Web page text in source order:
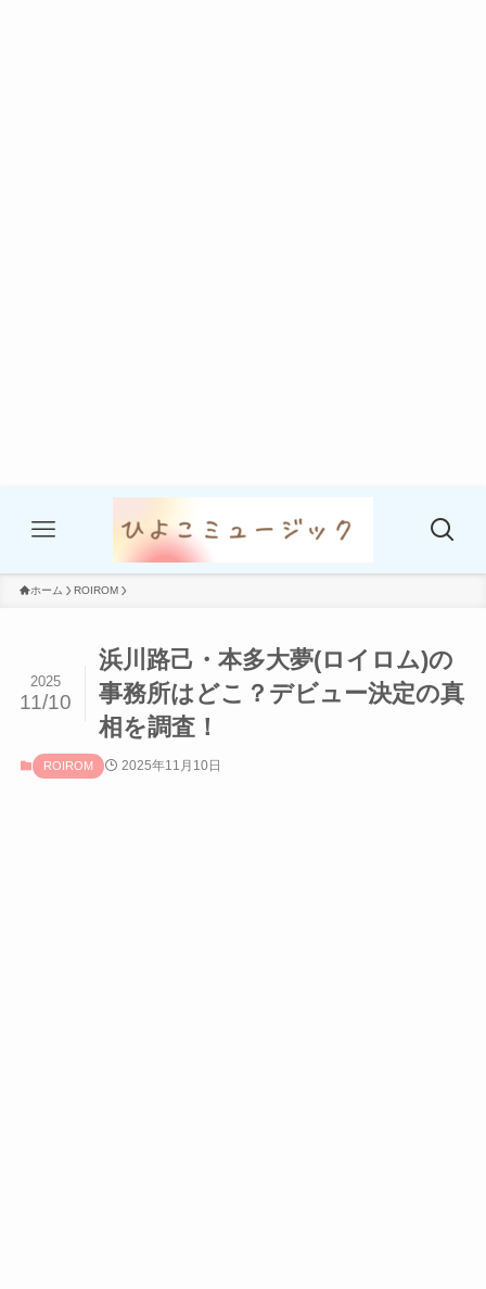
ホーム ROIROM
浜川路己・本多大夢(ロイロム)の
事務所はどこ？デビュー決定の真
相を調査！
2025
11/10
ROIROM 2025年11月10日